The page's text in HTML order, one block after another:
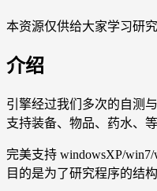
本资源仅供给大家学习研
介绍
引擎经过我们多次的自测
支持装备、物品、药水、
完美支持 windowsXP/
目的是为了研究程序的结